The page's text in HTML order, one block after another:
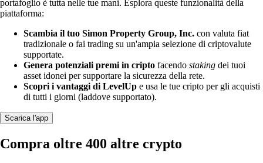
portafoglio è tutta nelle tue mani. Esplora queste funzionalità della
piattaforma:
Scambia il tuo Simon Property Group, Inc. con valuta fiat
tradizionale o fai trading su un'ampia selezione di criptovalute
supportate.
Genera potenziali premi in cripto facendo staking dei tuoi
asset idonei per supportare la sicurezza della rete.
Scopri i vantaggi di LevelUp e usa le tue cripto per gli acquisti
di tutti i giorni (laddove supportato).
Scarica l'app
Compra oltre 400 altre crypto